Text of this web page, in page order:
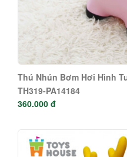
Thú Nhún Bơm Hơi Hình
TH319-PA14184
360.000 đ